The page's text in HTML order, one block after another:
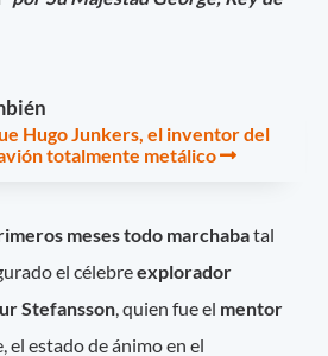
Hugo Junkers, el inventor del
totalmente metálico
meses todo marchabatal
el célebreexplorador
Stefansson, quien fue el mentor
el estado de ánimo en el